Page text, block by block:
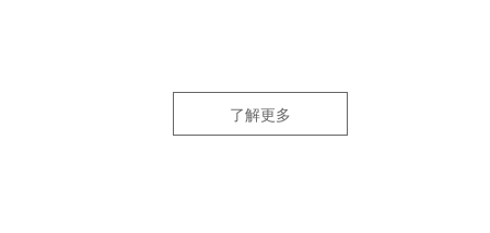
了解更多